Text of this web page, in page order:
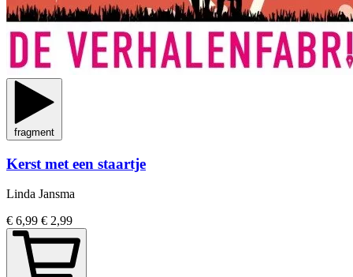
fragment
Kerst met een staartje
Linda Jansma
€ 6,99 € 2,99